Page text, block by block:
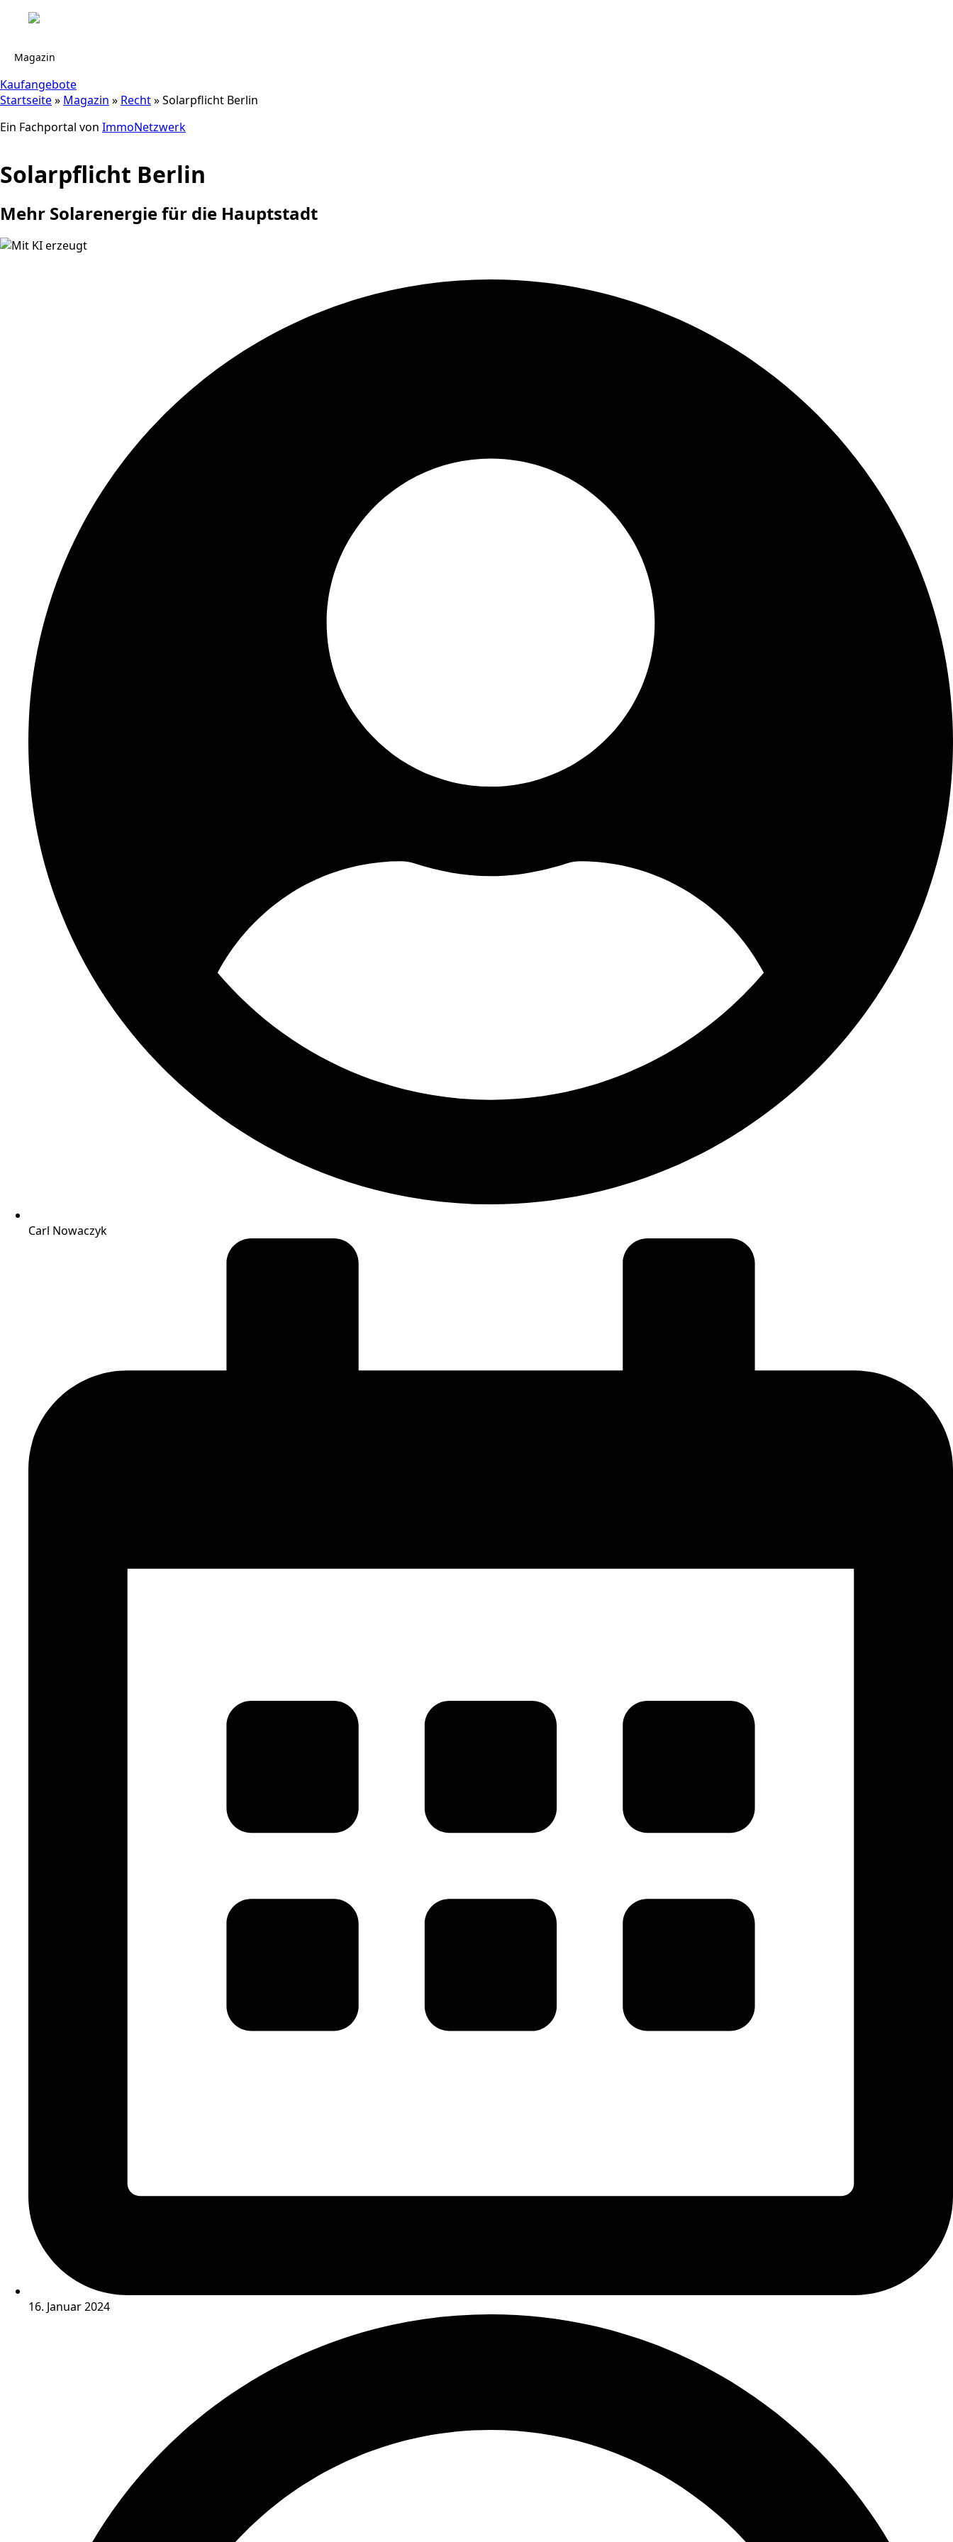
Magazin
Kaufangebote
Startseite» Magazin » Recht»Solarpflicht Berlin
Ein Fachportal von ImmoNetzwerk
Solarpflicht Berlin
Mehr Solarenergie für die Hauptstadt
Carl Nowaczyk
16. Januar 2024